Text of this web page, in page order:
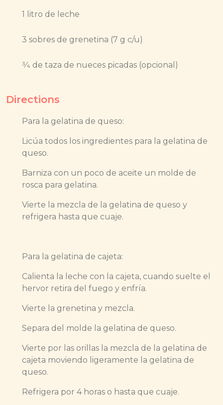
1 litro de leche
3 sobres de grenetina (7 g c/u)
3⁄4 de taza de nueces picadas (opcional)
Directions
Para la gelatina de queso:
Licúa todos los ingredientes para la gelatina de
queso.
Barniza con un poco de aceite un molde de
rosca para gelatina.
Vierte la mezcla de la gelatina de queso y
refrigera hasta que cuaje.
Para la gelatina de cajeta:
Calienta la leche con la cajeta, cuando suelte el
hervor retira del fuego y enfría.
Vierte la grenetina y mezcla.
Separa del molde la gelatina de queso.
Vierte por las orillas la mezcla de la gelatina de
cajeta moviendo ligeramente la gelatina de
queso.
Refrigera por 4 horas o hasta que cuaje.